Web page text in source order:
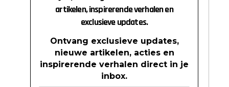
artikelen, inspirerende verhalen en
exclusieve updates.
Ontvang exclusieve updates,
nieuwe artikelen, acties en
inspirerende verhalen direct in je
inbox.